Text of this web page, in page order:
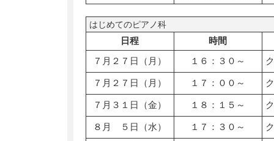
はじめてのピアノ科
日程
時間
７月２７日（月）
１６：３０～
７月２７日（月） １７：００～
７月３１日（金） １８：１５～
８月 ５日（水） １７：３０～